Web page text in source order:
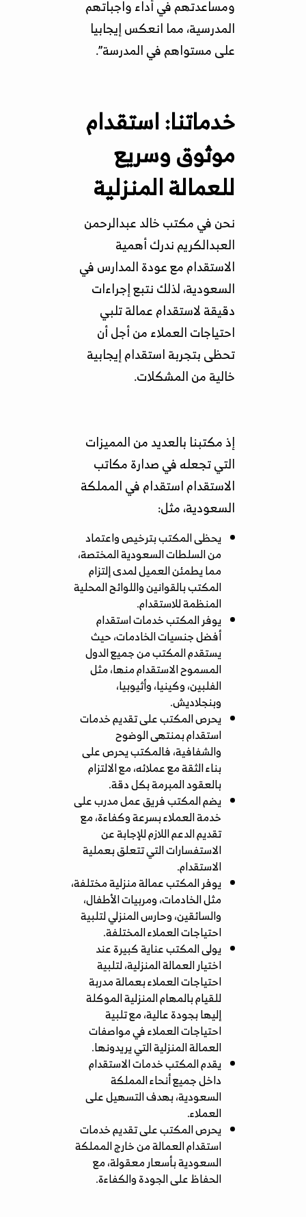
ومساعدتهم في أداء واجباتهم
المدرسية، مما انعكس إيجابيا
على مستواهم في المدرسة”.
خدماتنا: استقدام
موثوق وسريع
للعمالة المنزلية
نحن في مكتب خالد عبدالرحمن
العبدالكريم ندرك أهمية
الاستقدام مع عودة المدارس في
السعودية، لذلك نتبع إجراءات
دقيقة لاستقدام عمالة تلبي
احتياجات العملاء من أجل أن
تحظى بتجربة استقدام إيجابية
خالية من المشكلات.
إذ مكتبنا بالعديد من المميزات
التي تجعله في صدارة مكاتب
الاستقدام استقدام في المملكة
السعودية، مثل:
يحظى المكتب بترخيص واعتماد
من السلطات السعودية المختصة،
مما يطمئن العميل لمدى إلتزام
المكتب بالقوانين واللوائح المحلية
المنظمة للاستقدام.
يوفر المكتب خدمات استقدام
أفضل جنسيات الخادمات، حيث
يستقدم المكتب من جميع الدول
المسموح الاستقدام منها، مثل
الفلبين، وكينيا، وأثيوبيا،
وبنجلاديش.
يحرص المكتب على تقديم خدمات
استقدام بمنتهى الوضوح
والشفافية، فالمكتب يحرص على
بناء الثقة مع عملائه، مع الالتزام
بالعقود المبرمة بكل دقة.
يضم المكتب فريق عمل مدرب على
خدمة العملاء بسرعة وكفاءة، مع
تقديم الدعم اللازم للإجابة عن
الاستفسارات التي تتعلق بعملية
الاستقدام.
يوفر المكتب عمالة منزلية مختلفة،
مثل الخادمات، ومربيات الأطفال،
والسائقين، وحارس المنزلي لتلبية
احتياجات العملاء المختلفة.
يولى المكتب عناية كبيرة عند
اختيار العمالة المنزلية، لتلبية
احتياجات العملاء بعمالة مدربة
للقيام بالمهام المنزلية الموكلة
إليها بجودة عالية، مع تلبية
احتياجات العملاء في مواصفات
العمالة المنزلية التي يريدونها.
يقدم المكتب خدمات الاستقدام
داخل جميع أنحاء المملكة
السعودية، بهدف التسهيل على
العملاء.
يحرص المكتب على تقديم خدمات
استقدام العمالة من خارج المملكة
السعودية بأسعار معقولة، مع
الحفاظ على الجودة والكفاءة.